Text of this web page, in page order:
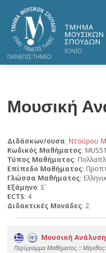
ΤΜΗΜΑ
ΜΟΥΣΙΚΩΝ
ΣΠΟΥΔΩΝ
ΙΟΝΙΟ
ΠΑΝΕΠΙΣΤΗΜΙΟ
Μουσική
Διδάσκων/ουσα: Ντούρου
Κωδικός Μαθήματος:
Τύπος Μαθήματος:
Επίπεδο Μαθήματος:
Γλώσσα Μαθήματος:
Εξάμηνο: Ε΄
ECTS: 4
Διδακτικές Μονάδες: 2
Μουσική Ανάλυση
Περίγραμμα Μαθήματος ::